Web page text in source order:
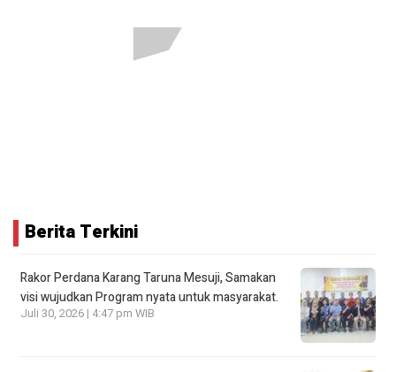
Berita Terkini
Rakor Perdana Karang Taruna Mesuji, Samakan
visi wujudkan Program nyata untuk masyarakat.
Juli 30, 2026 | 4:47 pm WIB